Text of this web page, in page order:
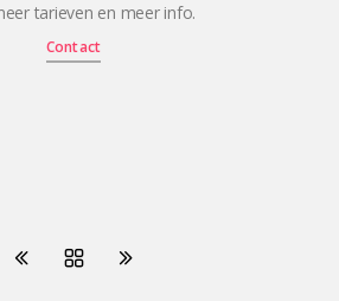
tarieven en meer info.
Contact